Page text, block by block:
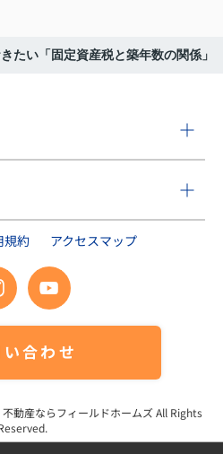
たい「固定資産税と築年数の関係」
規約 アクセスマップ
合わせ
動産ならフィールドホームズAll Rights